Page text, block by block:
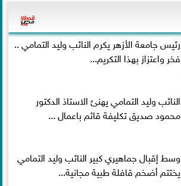
رئيس جامعة الأزهر يكرم النائب وليد التمامي ..
فخر واعتزاز بهذا التكريم...
النائب وليد التمامي يهنئ الاستاذ الدكتور
محمود صديق تكليفة قائم باعمال ...
وسط إقبال جماهيري كبير النائب وليد التمامي
يختتم أضخم قافلة طبية مجانية...